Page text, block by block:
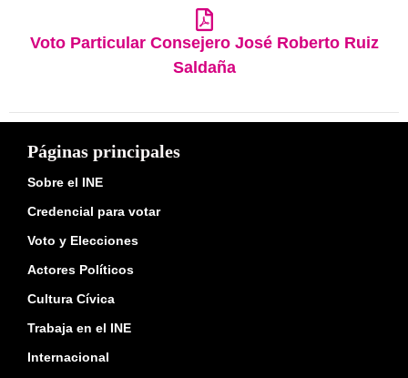
Voto Particular Consejero José Roberto Ruiz
Saldaña
Páginas principales
Sobre el INE
Credencial para votar
Voto y Elecciones
Actores Políticos
Cultura Cívica
Trabaja en el INE
Internacional